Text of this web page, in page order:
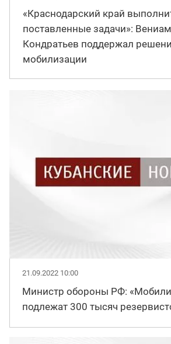
«Краснодарский край
поставленные задачи»:
Кондратьев поддержал
мобилизации
21.09.2022 10:00
Министр обороны РФ:
подлежат 300 тысяч